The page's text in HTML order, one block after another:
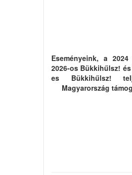
Eseményeink, a
2026-os Bükkihűlsz!
es Bükkihűlsz!
Magyarország